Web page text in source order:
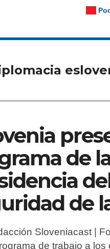
de
de
Sloveniacast |
de trabajo a los